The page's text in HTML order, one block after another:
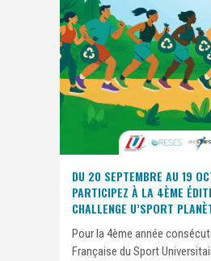
DU 20 SEPTEMBRE AU 19
PARTICIPEZ À LA 4ÈME
CHALLENGE U’SPORT
Pour la 4ème année
Française du Sport